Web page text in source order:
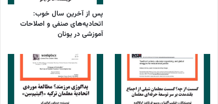
پس از آخرین سال خوب:
اتحادیه‌های صنفی و اصلاحات
آموزشی در یونان